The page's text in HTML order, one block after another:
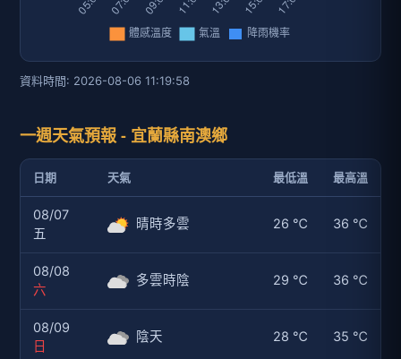
資料時間: 2026-08-06 11:19:58
一週天氣預報 - 宜蘭縣南澳鄉
日期 天氣 最低溫 最高溫
08/07
五
晴時多雲 26 ℃ 36 ℃
08/08
六
多雲時陰 29 ℃ 36 ℃
08/09
日
陰天 28 ℃ 35 ℃